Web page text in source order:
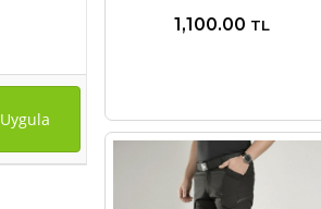
Uygula
1,100.00 TL